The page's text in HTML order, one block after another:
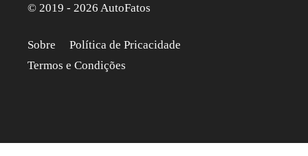
© 2019 - 2026 AutoFatos
Sobre
Política de Pricacidade
Termos e Condições